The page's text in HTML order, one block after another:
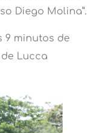
Diego Molina”.
9 minutos de
Lucca